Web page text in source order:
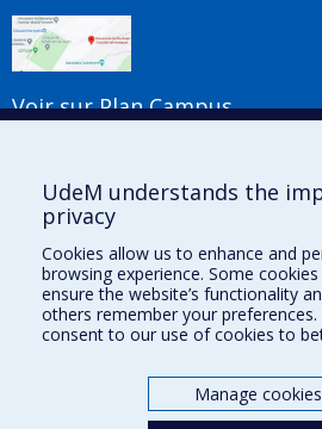
Voir sur Plan Campus
Liens utiles
Plan du site
Accessibilité
Donner à la Faculté de musique
UdeM understands the
privacy
Cookies allow us to enhance and
browsing experience. Some
ensure the website’s functionality
others remember your
consent to our use of cookies to
Manage cookies